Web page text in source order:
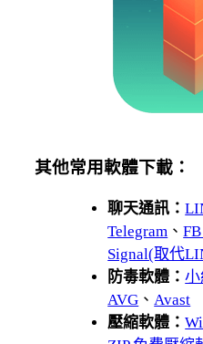
其他常用軟體下載：
聊天通訊：
Telegram 、
Signal(取代
防毒軟體：
AVG 、 Avast
壓縮軟體：